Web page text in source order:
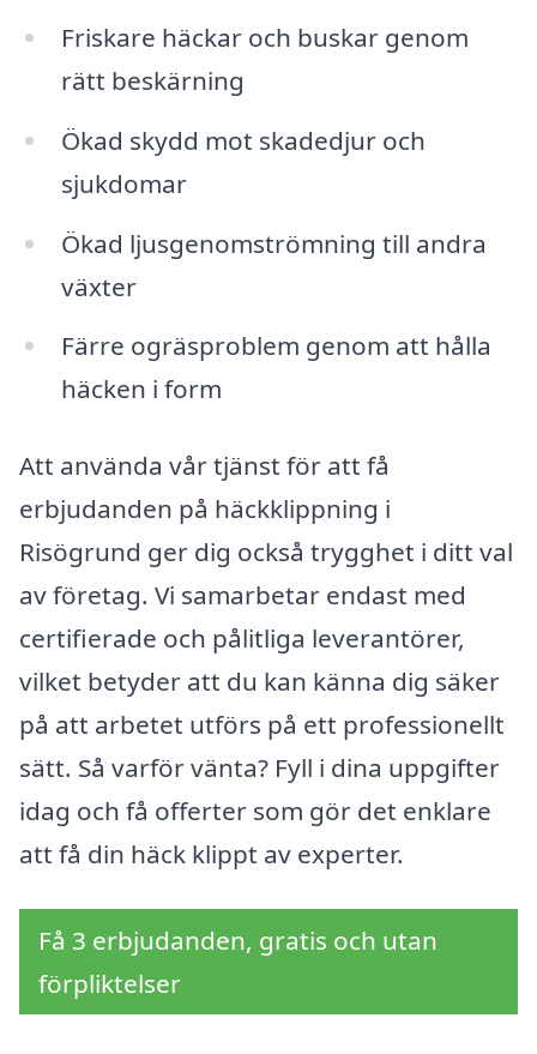
Friskare häckar och buskar genom
rätt beskärning
Ökad skydd mot skadedjur och
sjukdomar
Ökad ljusgenomströmning till andra
växter
Färre ogräsproblem genom att hålla
häcken i form
Att använda vår tjänst för att få
erbjudanden på häckklippning i
Risögrund ger dig också trygghet i ditt val
av företag. Vi samarbetar endast med
certifierade och pålitliga leverantörer,
vilket betyder att du kan känna dig säker
på att arbetet utförs på ett professionellt
sätt. Så varför vänta? Fyll i dina uppgifter
idag och få offerter som gör det enklare
att få din häck klippt av experter.
Få 3 erbjudanden, gratis och utan
förpliktelser